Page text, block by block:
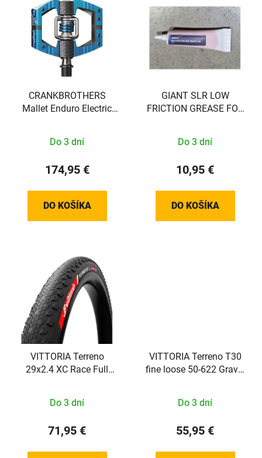
CRANKBROTHERS
Mallet Enduro Electric
Do 3 dní
174,95 €
DO KOŠÍKA
GIANT SLR LOW
FRICTION GREASE FOR
Do 3 dní
10,95 €
DO KOŠÍKA
VITTORIA Terreno
29x2.4 XC Race Full
Do 3 dní
71,95 €
VITTORIA Terreno T30
fine loose 50-622 Gravel
Do 3 dní
55,95 €